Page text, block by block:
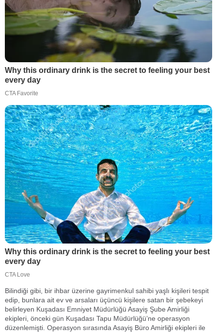
Bilindiği gibi, bir ihbar üzerine gayrimenkul sahibi yaşlı kişileri tespit
edip, bunlara ait ev ve arsaları üçüncü kişilere satan bir şebekeyi
belirleyen Kuşadası Emniyet Müdürlüğü Asayiş Şube Amirliği
ekipleri, önceki gün Kuşadası Tapu Müdürlüğü’ne operasyon
düzenlemişti. Operasyon sırasında Asayiş Büro Amirliği ekipleri ile